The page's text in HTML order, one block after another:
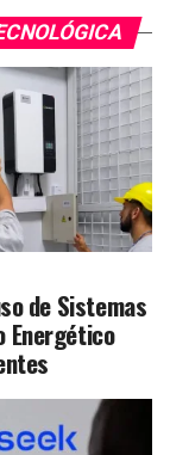
de Sistemas
Energético